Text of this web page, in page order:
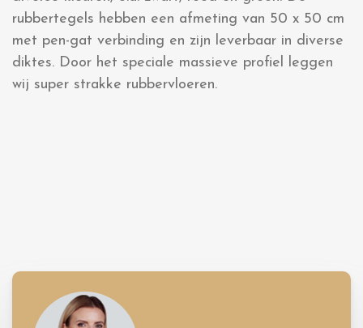
rubbertegels hebben een afmeting van 50 x 50 cm
met pen-gat verbinding en zijn leverbaar in diverse
diktes. Door het speciale massieve profiel leggen
wij super strakke rubbervloeren.